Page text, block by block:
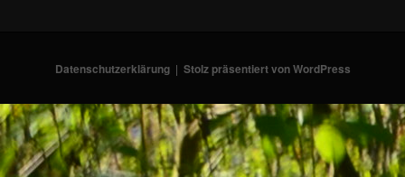
Datenschutzerklärung Stolz präsentiert von WordPress